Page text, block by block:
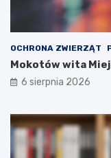
OCHRONA ZWIERZĄT
Mokotów wita
6 sierpnia 2026